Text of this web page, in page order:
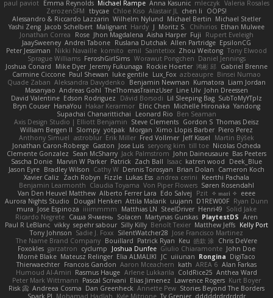
paul paviot Emma Reynolds Michael Rampe Anna Kasunic mleczyk Valeria Rosales
ZerozenSFM tbycae Chloe Kiso Alastair JL chen li
OOPS!
Alessandro & Riccardo Lazzarin Wilhelm Nylund Michael Bertin Michael Stetler
Yashi Zeng Jacob Schelbert Malignant Hardy J Moritz S. Chihirios Ethan Mulwee
Jonathan Correa
Rose Jhon Magdalena Aisha Harper Fuji
Rupert Eveleigh
JaaySweeney Andrei Tabone Ruslana Dutchak Allen Partridge EpsilonCG
Peter Jessiman
Nikki Navaille komito emil Saintetixx Zhou Weitong Tony Elwood
Sprague Williams FeroshGirlSims Worawut Pongchen Daniel Jennings
Joshua Conard
Mike Dyer Jeremy Fukunaga Rockie Hoerter 鸿彬 邱 Gabriel Brenne
Carmine Ciccone Paul Shewan luke gentile Lux_Fox azbeaupre Binsei Numao
Quade Zaban Aleksandra Davydenko Benjamin Newman Kumatora Liam Jordan
Masanyao Andreas Gohl TheThomasTrainzUser Line Ulv John Dreessen
David Valentine Edson Rodriguez Dávid Borsodi Lil Sleeping Bag SubToMyYTplz
Bryn Couser HanaYou Hakar Kerarmor Elric Chen Michelle Hironaka Yandong
Supachai Chanarittichai
Leonard Rio Ben Seaman
Axis Design Studio | Elliott Benjamin Steve Clements Gordon S Thomas Deisz
William Bergen II Slompy yotpak Morgan Ximo Llopis Barber Piero Perez
Anthony Simuel astroblur Erik Miller Fred Vollmer Jeff Kissel
Martin Býšek
Jonathan Caron-Roberge Gaston Jose Luis seryong kim till toe Nicolas Ocheda
Clemente Gonzalez Sean McSharry Jack Palmstrom John Daineusaure Bas Peeters
Sascha Donie Marvin W Parker Patrick Zach Ball Isaac katren wood
Deek_Blue
Jason Eyre Bradley Wilson Cathy W Dennis Torosyan Brian Dolan
Cameron Koch
Xavier Caliz
Zach Robyn Fizzle Lukas Ess andrea cerini
Keerthi Pachala
Benjamin Learmonth Claudia Toyama Von Piper Flowers Søren Rosendahl
Van Den Heuvel Matthew Alberto Ferrer Lara Edo Salvej Pzit ✧ 𝔪𝔞𝔯𝔦 ✧ eeee
Aurora Nights Studio
Dougal Henken Attila Malarik uujann D1REW00F Ryan Dunn
mura Jose Espinoza iiiimmmm Matthias LN SteelDriver Henri49 Solid Jake
Ricardo Negrete Саша Ячмень Solacen Martynas Gurskas PlaytestDS Aren
Paul R LeBlanc vikky sepehr sabour Silly Killy Benoît Texier Matthew Jeffs Kelly Port
Tony Johnson Sadie J. Foxx SilentWatcher28 Jose Francisco Martinez
The Name Brand Company Bouillard Patrick Ryan Keu 皓欽 涂 Chris DeVere
Foxokles garzatron cyclump Joshua Dunfee Giulio Chiaramonte John Doe
Mornè Blake Mateusz Relinger Elia ALMALIKI JC uiiunan Rongina DigiTaco
Thierwaechter Francois Gandon Aaron Mceachern kath AREA 6 Alan Farkas
Humoud Al-Amiri Rasmus Hauge Arlene Lukkarila ColdRice25 Anthea Ward
Peter Mark Wittmann Pascal Scrivani Elias Jimenez Lawrence Rogers Kurt Boyer
Risk 📀 Andreea Cosma Dan Greenheck Annette Pew Stories Beyond The Borders
Spark PJ Mohamad Hadlah Kyle Mitrione Ty Grenier dddddrdrdrdrdr